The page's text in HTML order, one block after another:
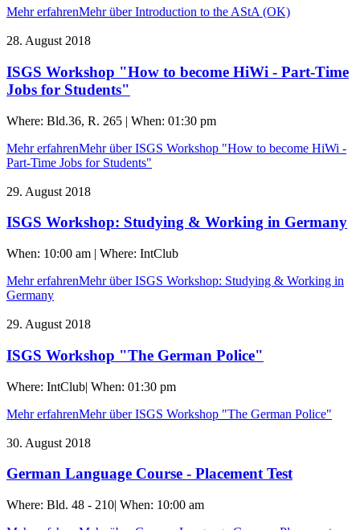
Mehr erfahrenMehr über Introduction to the AStA (OK)
28. August 2018
ISGS Workshop "How to become HiWi - Part-Time
Jobs for Students"
Where: Bld.36, R. 265 | When: 01:30 pm
Mehr erfahrenMehr über ISGS Workshop "How to become HiWi -
Part-Time Jobs for Students"
29. August 2018
ISGS Workshop: Studying & Working in Germany
When: 10:00 am | Where: IntClub
Mehr erfahrenMehr über ISGS Workshop: Studying & Working in
Germany
29. August 2018
ISGS Workshop "The German Police"
Where: IntClub| When: 01:30 pm
Mehr erfahrenMehr über ISGS Workshop "The German Police"
30. August 2018
German Language Course - Placement Test
Where: Bld. 48 - 210| When: 10:00 am